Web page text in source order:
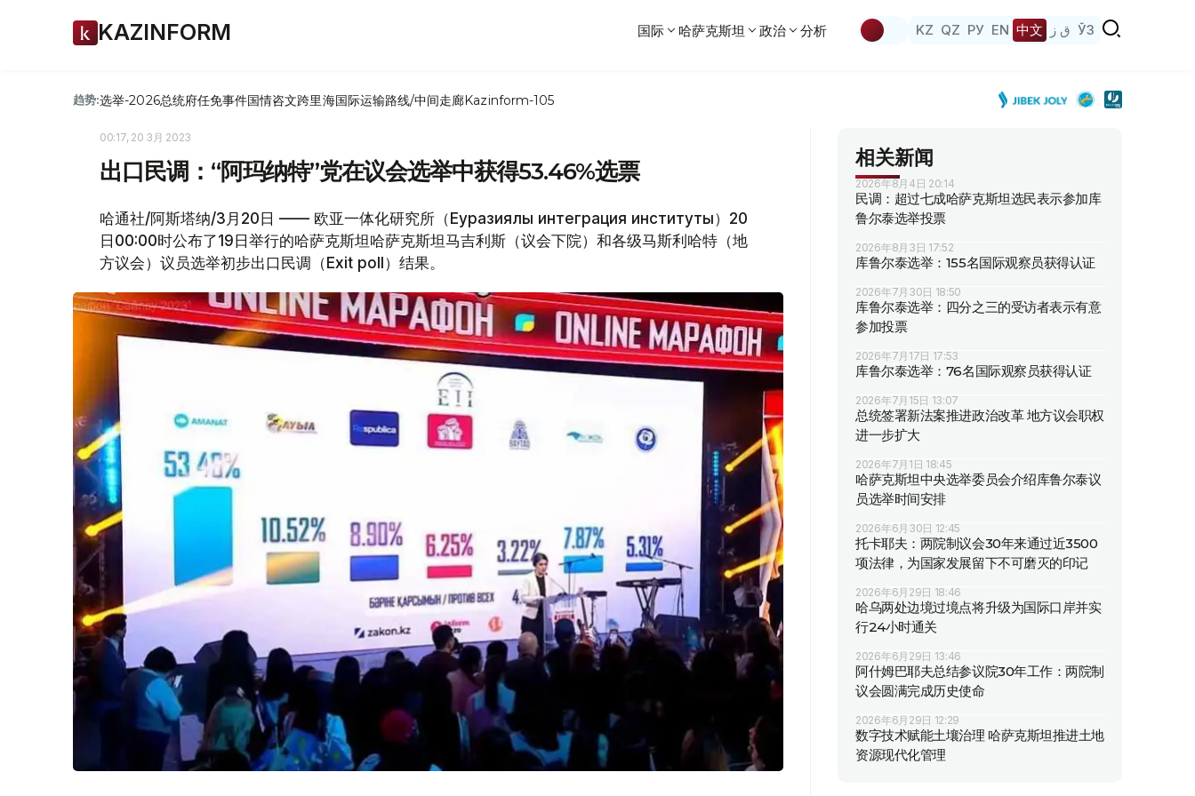
KAZINFORM 国际 哈萨克斯坦 政治 分析 KZ QZ РУ EN 中文 ق ز ЎЗ
趋势:选举-2026总统府任免事件国情咨文跨里海国际运输路线/中间走廊Kazinform-105
00:17, 20 3月 2023
出口民调：“阿玛纳特”党在议会选举中获得53.46%选票
哈通社/阿斯塔纳/3月20日 —— 欧亚一体化研究所（Еуразиялық интеграция институты）20
日00:00时公布了19日举行的哈萨克斯坦哈萨克斯坦马吉利斯（议会下院）和各级马斯利哈特（地
方议会）议员选举初步出口民调（Еxit poll）结果。
相关新闻
2026年8月4日 20:14
民调：超过七成哈萨克斯坦选民表示参加库
鲁尔泰选举投票
2026年8月3日 17:52
库鲁尔泰选举：155名国际观察员获得认证
2026年7月30日 18:50
库鲁尔泰选举：四分之三的受访者表示有意
参加投票
2026年7月17日 17:53
库鲁尔泰选举：76名国际观察员获得认证
2026年7月15日 13:07
总统签署新法案推进政治改革 地方议会职权
进一步扩大
2026年7月1日 18:45
哈萨克斯坦中央选举委员会介绍库鲁尔泰议
员选举时间安排
2026年6月30日 12:45
托卡耶夫：两院制议会30年来通过近3500
项法律，为国家发展留下不可磨灭的印记
2026年6月29日 18:46
哈乌两处边境过境点将升级为国际口岸并实
行24小时通关
2026年6月29日 13:46
阿什姆巴耶夫总结参议院30年工作：两院制
议会圆满完成历史使命
2026年6月29日 12:29
数字技术赋能土壤治理 哈萨克斯坦推进土地
资源现代化管理